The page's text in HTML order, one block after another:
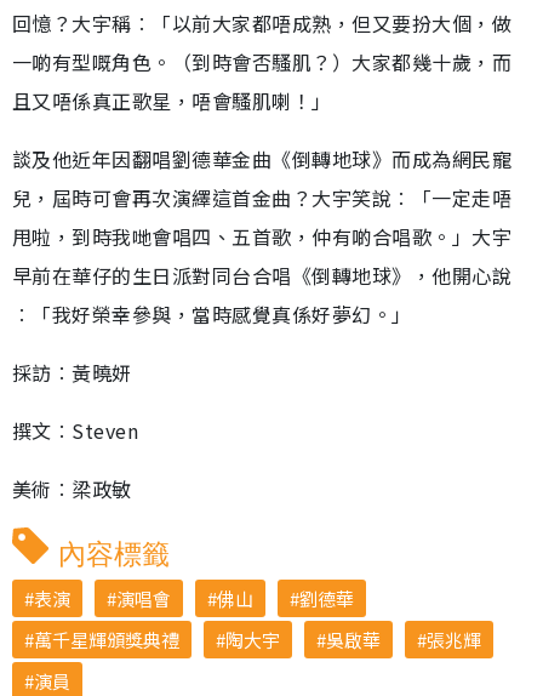
回憶？大宇稱︰「以前大家都唔成熟，但又要扮大個，做
一啲有型嘅角色。（到時會否騷肌？）大家都幾十歲，而
且又唔係真正歌星，唔會騷肌喇！」
談及他近年因翻唱劉德華金曲《倒轉地球》而成為網民寵
兒，屆時可會再次演繹這首金曲？大宇笑說︰「一定走唔
甩啦，到時我哋會唱四、五首歌，仲有啲合唱歌。」大宇
早前在華仔的生日派對同台合唱《倒轉地球》，他開心說
︰「我好榮幸參與，當時感覺真係好夢幻。」
採訪︰黃曉妍
撰文︰Steven
美術︰梁政敏
內容標籤
表演 演唱會 佛山
劉德華
萬千星輝頒獎典禮
陶大宇 吳啟華
張兆輝
演員